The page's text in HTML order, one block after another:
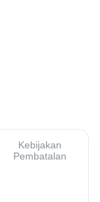
Kebijakan
Pembatalan